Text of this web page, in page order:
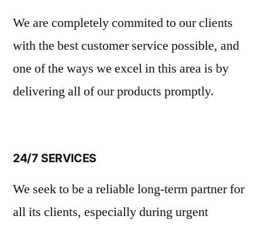
We are completely commited to our clients
with the best customer service possible, and
one of the ways we excel in this area is by
delivering all of our products promptly.
24/7 SERVICES
We seek to be a reliable long-term partner for
all its clients, especially during urgent